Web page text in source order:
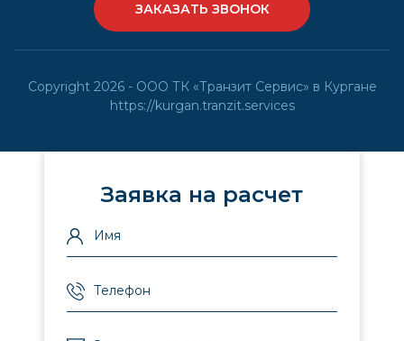
ЗАКАЗАТЬ ЗВОНОК
Copyright 2026 - ООО ТК «Транзит Сервис» в Кургане
https://kurgan.tranzit.services
Заявка на расчет